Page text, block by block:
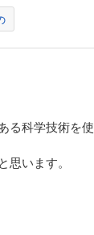
科学技術を
います。